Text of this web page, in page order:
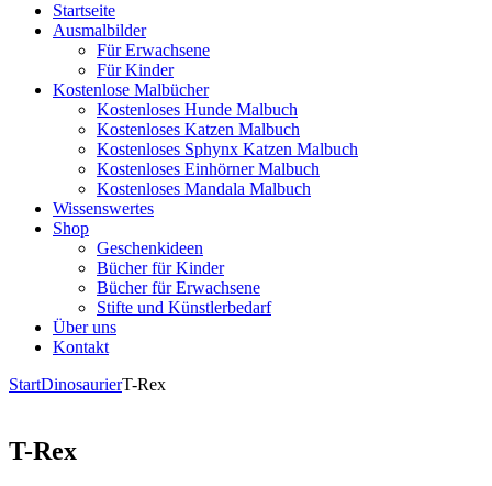
Startseite
Ausmalbilder
Für Erwachsene
Für Kinder
Kostenlose Malbücher
Kostenloses Hunde Malbuch
Kostenloses Katzen Malbuch
Kostenloses Sphynx Katzen Malbuch
Kostenloses Einhörner Malbuch
Kostenloses Mandala Malbuch
Wissenswertes
Shop
Geschenkideen
Bücher für Kinder
Bücher für Erwachsene
Stifte und Künstlerbedarf
Über uns
Kontakt
StartDinosaurierT-Rex
T-Rex